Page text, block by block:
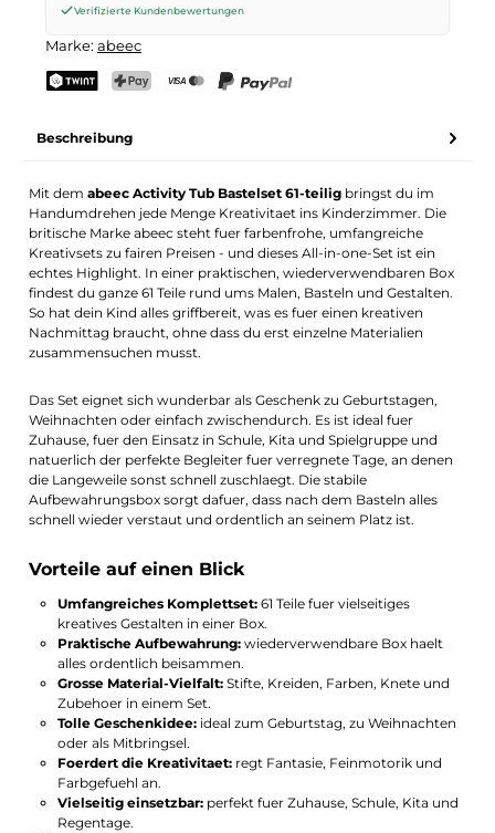
Verifizierte Kundenbewertungen
Marke: abeec
Beschreibung
Mit demabeec Activity Tub Bastelset 61-teilig bringst du im
Handumdrehen jede Menge Kreativitaet ins Kinderzimmer. Die
britische Marke abeec steht fuer farbenfrohe, umfangreiche
Kreativsets zu fairen Preisen - und dieses All-in-one-Set ist ein
echtes Highlight. In einer praktischen, wiederverwendbaren Box
findest du ganze 61 Teile rund ums Malen, Basteln und Gestalten.
So hat dein Kind alles griffbereit, was es fuer einen kreativen
Nachmittag braucht, ohne dass du erst einzelne Materialien
zusammensuchen musst.
Das Set eignet sich wunderbar als Geschenk zu Geburtstagen,
Weihnachten oder einfach zwischendurch. Es ist ideal fuer
Zuhause, fuer den Einsatz in Schule, Kita und Spielgruppe und
natuerlich der perfekte Begleiter fuer verregnete Tage, an denen
die Langeweile sonst schnell zuschlaegt. Die stabile
Aufbewahrungsbox sorgt dafuer, dass nach dem Basteln alles
schnell wieder verstaut und ordentlich an seinem Platz ist.
Vorteile auf einen Blick
Umfangreiches Komplettset:61 Teile fuer vielseitiges
kreatives Gestalten in einer Box.
Praktische Aufbewahrung:wiederverwendbare Box haelt
alles ordentlich beisammen.
Grosse Material-Vielfalt:Stifte, Kreiden, Farben, Knete und
Zubehoer in einem Set.
Tolle Geschenkidee:ideal zum Geburtstag, zu Weihnachten
oder als Mitbringsel.
Foerdert die Kreativitaet:regt Fantasie, Feinmotorik und
Farbgefuehl an.
Vielseitig einsetzbar:perfekt fuer Zuhause, Schule, Kita und
Regentage.